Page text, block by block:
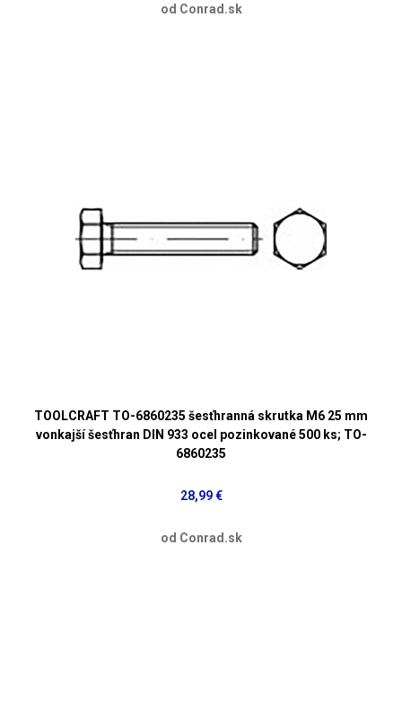
od Conrad.sk
TOOLCRAFT TO-6860235 šesťhranná skrutka M6 25 mm
vonkajší šesťhran DIN 933 ocel pozinkované 500 ks; TO-
6860235
28,99 €
od Conrad.sk